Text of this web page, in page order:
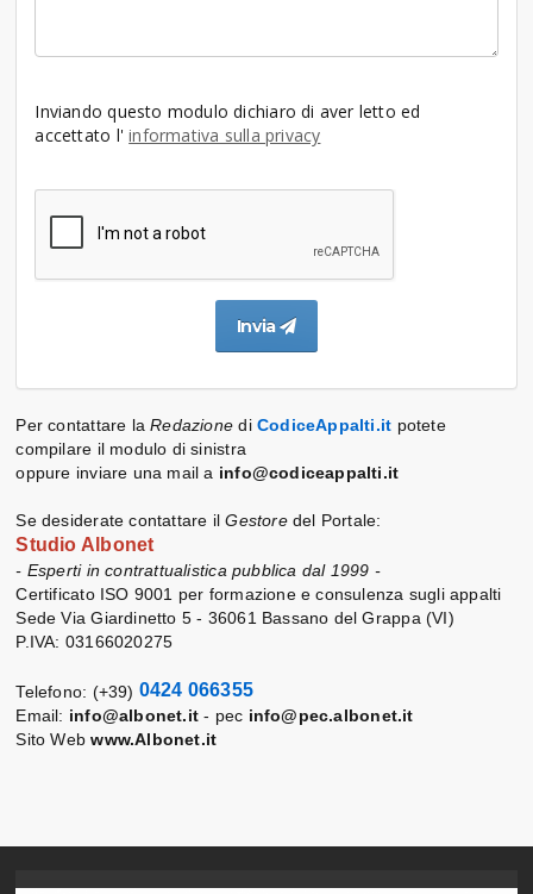
Inviando questo modulo dichiaro di aver letto ed
accettato l'informativa sulla privacy
Invia
Per contattare laRedazionedi CodiceAppalti.it potete
compilare il modulo di sinistra
oppure inviare una mail a info@codiceappalti.it
Se desiderate contattare ilGestoredel Portale:
Studio Albonet
- Esperti in contrattualistica pubblica dal 1999 -
Certificato ISO 9001 per formazione e consulenza sugli appalti
Sede Via Giardinetto 5 - 36061 Bassano del Grappa (VI)
P.IVA: 03166020275
Telefono: (+39) 0424 066355
Email: info@albonet.it - pec info@pec.albonet.it
Sito Webwww.Albonet.it